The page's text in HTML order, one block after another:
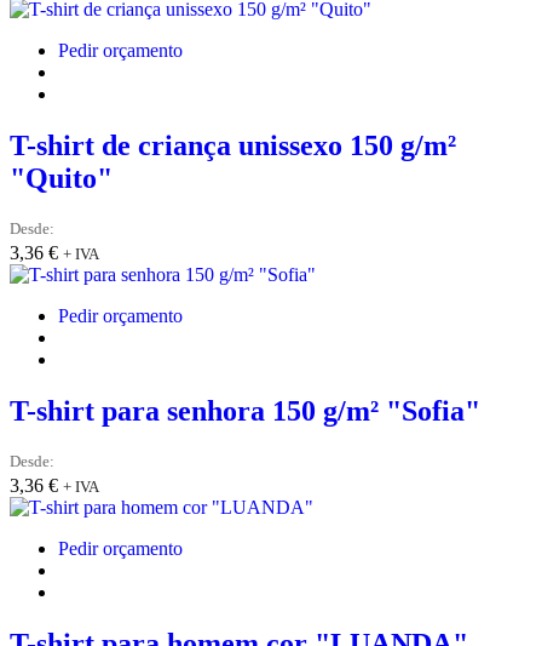
Pedir orçamento
T-shirt de criança unissexo 150 g/m²
"Quito"
Desde:
3,36 € + IVA
Pedir orçamento
T-shirt para senhora 150 g/m² "Sofia"
Desde:
3,36 € + IVA
Pedir orçamento